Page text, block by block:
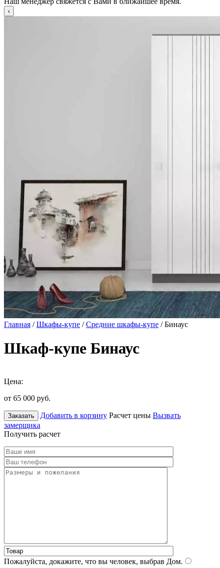
Главная /Шкафы-купе /Средние шкафы-купе / Бинаус
Шкаф-купе Бинаус
Цена:
от 65 000 руб.
Заказать Добавить в корзину Расчет цены Вызвать
замерщика
Получить расчет
Пожалуйста, докажите, что вы человек, выбрав Дом.